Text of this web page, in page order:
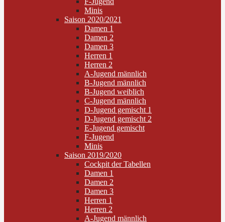
Minis
Saison 2020/2021
Damen 1
Damen 2
Damen 3
Herren 1
Herren 2
A-Jugend männlich
B-Jugend männlich
B-Jugend weiblich
C-Jugend männlich
D-Jugend gemischt 1
D-Jugend gemischt 2
E-Jugend gemischt
F-Jugend
Minis
Saison 2019/2020
Cockpit der Tabellen
Damen 1
Damen 2
Damen 3
Herren 1
Herren 2
A-Jugend männlich